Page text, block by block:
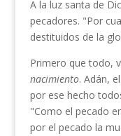
A la luz santa de
pecadores. "Por
destituidos de la
Primero que todo,
nacimiento. Adán,
por ese hecho
"Como el pecado
por el pecado la